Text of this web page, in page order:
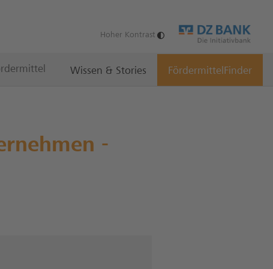
Hoher Kontrast
Wissen & Stories FördermittelFinder
-